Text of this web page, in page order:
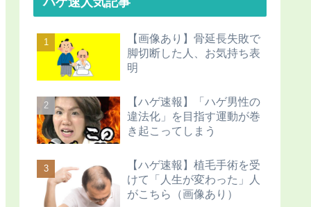
【画像あり】骨延長失敗で
脚切断した人、お気持ち表
明
【ハゲ速報】「ハゲ男性の
違法化」を目指す運動が巻
き起こってしまう
【ハゲ速報】植毛手術を受
けて「人生が変わった」人
がこちら（画像あり）